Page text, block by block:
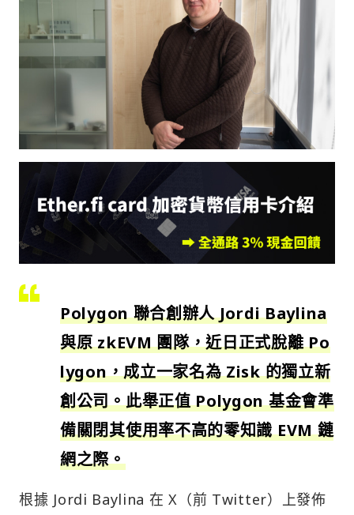
Polygon 聯合創辦人 Jordi Baylina
與原 zkEVM 團隊，近日正式脫離 Po
lygon，成立一家名為 Zisk 的獨立新
創公司。此舉正值 Polygon 基金會準
備關閉其使用率不高的零知識 EVM 鏈
網之際。
根據 Jordi Baylina 在 X（前 Twitter）上發佈